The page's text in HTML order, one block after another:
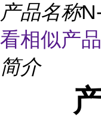
产品名称
看相似产
简介